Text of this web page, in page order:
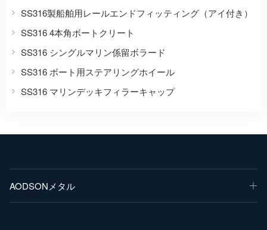
SS316製船舶用レールエンドフィッティング（アイ付き）
SS316 4本角ボートクリート
SS316 シングルマリン係留ボラード
SS316 ボート用ステアリングホイール
SS316 マリンデッキフィラーキャップ
AODSONメタル